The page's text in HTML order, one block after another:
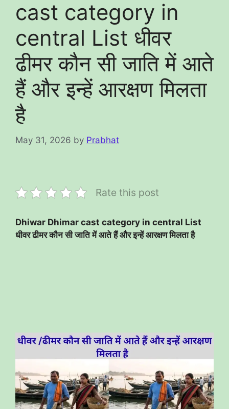
cast category in
central List धीवर
ढीमर कौन सी जाति में आते
हैं और इन्हें आरक्षण मिलता
है
May 31, 2026 by Prabhat
Rate this post
Dhiwar Dhimar cast category in central List
धीवर ढीमर कौन सी जाति में आते हैं और इन्हें आरक्षण मिलता है